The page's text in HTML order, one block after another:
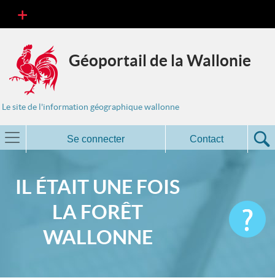
Géoportail de la Wallonie
Le site de l'information géographique wallonne
Se connecter Contact
IL ÉTAIT UNE FOIS
LA FORÊT
WALLONNE